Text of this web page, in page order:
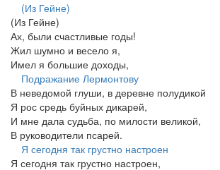
(Из Гейне)
(Из Гейне)
Ах, были счастливые годы!
Жил шумно и весело я,
Имел я большие доходы,
Подражание Лермонтову
В неведомой глуши, в деревне полудикой
Я рос средь буйных дикарей,
И мне дала судьба, по милости великой,
В руководители псарей.
Я сегодня так грустно настроен
Я сегодня так грустно настроен,